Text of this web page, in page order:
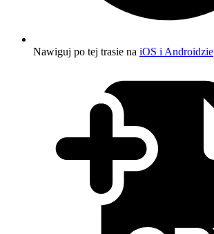
Nawiguj po tej trasie na iOS i Androidzie